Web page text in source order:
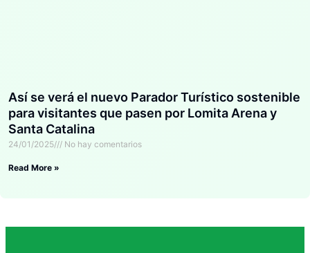
Así se verá el nuevo Parador Turístico sostenible
para visitantes que pasen por Lomita Arena y
Santa Catalina
24/01/2025 No hay comentarios
Read More »